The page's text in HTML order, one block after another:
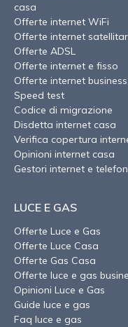
casa
Offerte internet WiFi
Offerte internet
Offerte ADSL
Offerte internet e fisso
Offerte internet business
Speed test
Codice di migrazione
Disdetta internet casa
Verifica copertura
Opinioni internet casa
Gestori internet e
LUCE E GAS
Offerte Luce e Gas
Offerte Luce Casa
Offerte Gas Casa
Offerte luce e gas
Opinioni Luce e Gas
Guide luce e gas
Faq luce e gas